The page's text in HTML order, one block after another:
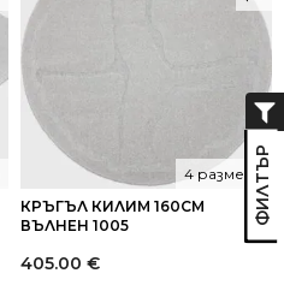
КРЪГЪЛ КИЛИМ 160СМ
ВЪЛНЕН 1005
4 размера
405.00 €